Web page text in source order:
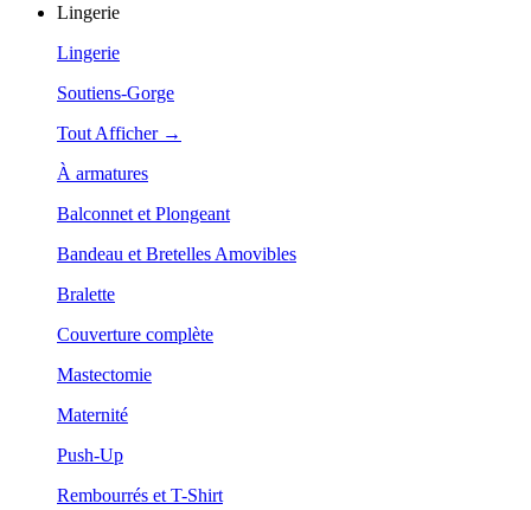
Lingerie
Lingerie
Soutiens-Gorge
Tout Afficher →
À armatures
Balconnet et Plongeant
Bandeau et Bretelles Amovibles
Bralette
Couverture complète
Mastectomie
Maternité
Push-Up
Rembourrés et T-Shirt